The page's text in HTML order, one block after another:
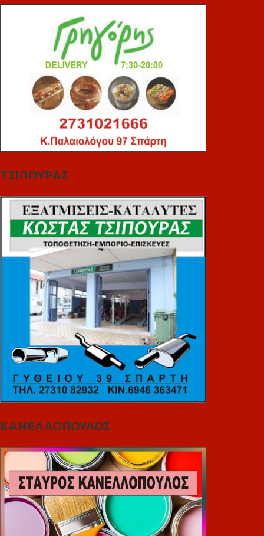
ΤΣΙΠΟΥΡΑΣ
ΚΑΝΕΛΛΟΠΟΥΛΟΣ